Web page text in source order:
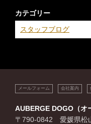
カテゴリー
スタッフブログ
メールフォーム 会社案内
AUBERGE DOGO（オ
〒790-0842 愛媛県松